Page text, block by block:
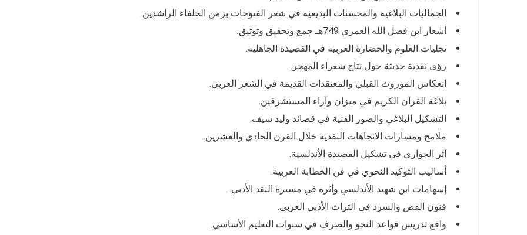
الجماليات البلاغية والمحسنات البديعية في شعر الفتوحات بزمن الخلفاء الراشدين.
أشعار ابن فضل الله العمري 749هـ جمع وتحقيق وتوثيق.
تجليات العلوم والحضارة العربية في القصيدة الجاهلية.
رؤى نقدية حديثة حول نتاج شعراء المهجر.
انعكاس الموروث القبلي والمعتقدات القديمة في الشعر العربي.
بلاغة القرآن الكريم في ميزان وآراء المستشرقين.
التشكيل البلاغي والصور الفنية في قصائد وليد سيف.
ملامح ومسارات الاتجاهات النقدية خلال القرن الحادي والعشرين.
أثر الجواري في تشكيل القصيدة الأندلسية.
أساليب التوكيد النحوي في فن الخطابة العربية.
إسهامات ابن شهيد الأندلسي وأثره في مسيرة النقد الأدبي.
فنون القص والسرد في التراث الأدبي العربي.
واقع تدريس قواعد النحو والصرف في سنوات التعليم الأساسي.